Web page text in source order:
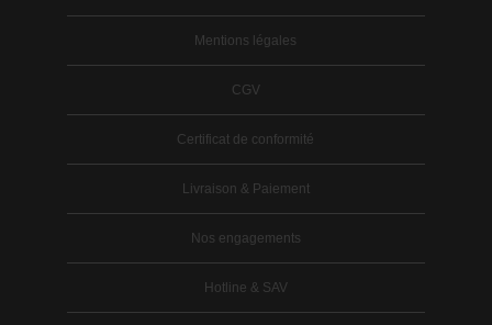
Mentions légales
CGV
Certificat de conformité
Livraison & Paiement
Nos engagements
Hotline & SAV